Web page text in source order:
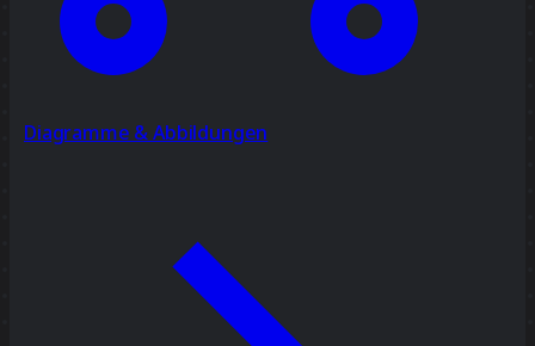
Diagramme & Abbildungen